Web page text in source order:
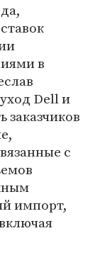
в
Dell и
заказчиков
с
импорт,